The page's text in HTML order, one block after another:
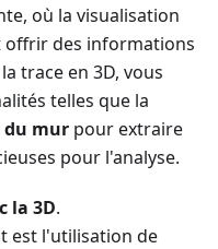
où la visualisation
offrir des informations
trace en 3D, vous
telles que la
du mur pour extraire
pour l'analyse.
la 3D.
est l'utilisation de